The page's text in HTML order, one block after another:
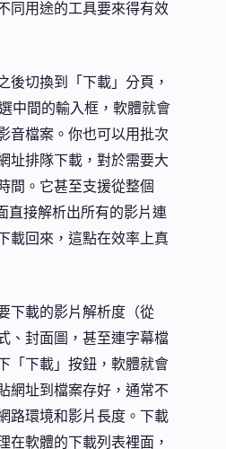
同用途的工具要來得有效
後切換到「下載」分頁，
中間的輸入框，軟體就會
音檔案。你也可以用批次
址排隊下載，對於需要大
間。它甚至支援從整個
直接解析出所有的影片連
載回來，這點在效率上真
下載的影片解析度（從
、封面圖，甚至連字幕檔
「下載」按鈕，軟體就會
網址到檔案存好，通常不
路環境和影片長度。下載
在軟體的下載列表裡面，